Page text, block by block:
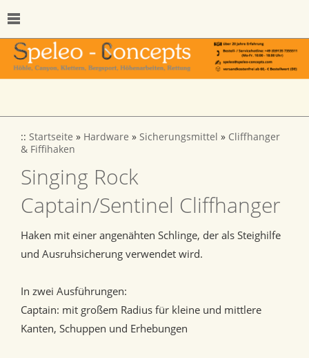
:: Startseite » Hardware » Sicherungsmittel » Cliffhanger
& Fiffihaken
Singing Rock
Captain/Sentinel Cliffhanger
Haken mit einer angenähten Schlinge, der als Steighilfe
und Ausruhsicherung verwendet wird.
In zwei Ausführungen:
Captain: mit großem Radius für kleine und mittlere
Kanten, Schuppen und Erhebungen